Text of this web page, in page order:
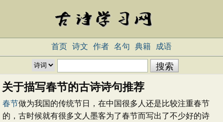
首页 诗文 作者 名句 典籍 成语
关于描写春节的古诗诗句推荐
春节做为我国的传统节日，在中国很多人还是比较注重春节
的，古时候就有很多文人墨客为了春节而写出了不少好的诗